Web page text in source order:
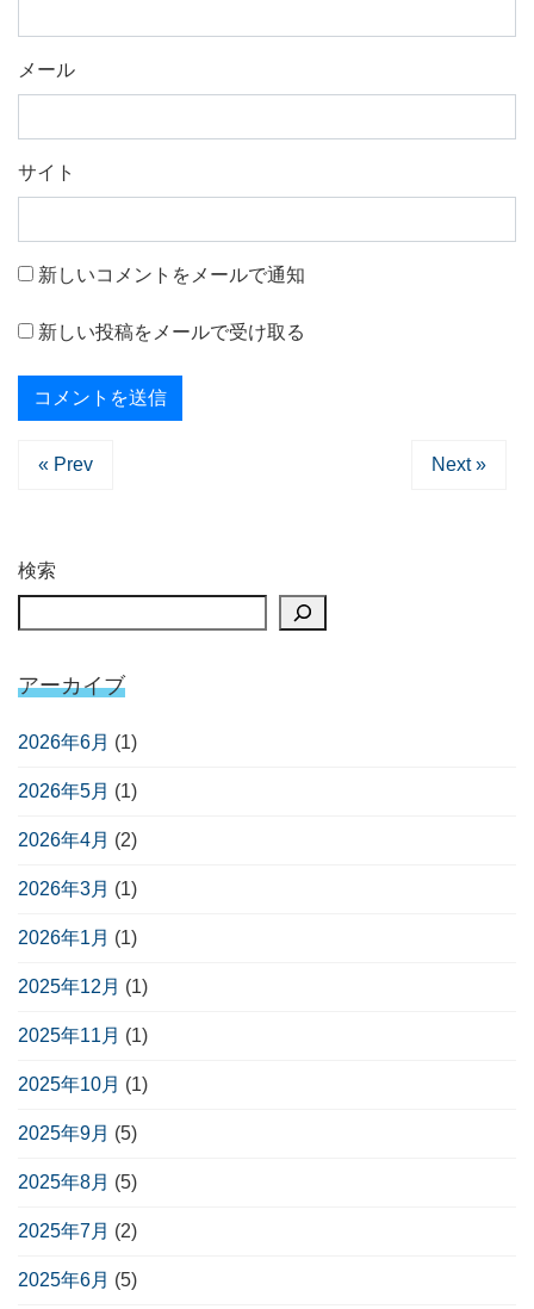
メール
サイト
新しいコメントをメールで通知
新しい投稿をメールで受け取る
« Prev Next »
検索
アーカイブ
2026年6月 (1)
2026年5月 (1)
2026年4月 (2)
2026年3月 (1)
2026年1月 (1)
2025年12月 (1)
2025年11月 (1)
2025年10月 (1)
2025年9月 (5)
2025年8月 (5)
2025年7月 (2)
2025年6月 (5)